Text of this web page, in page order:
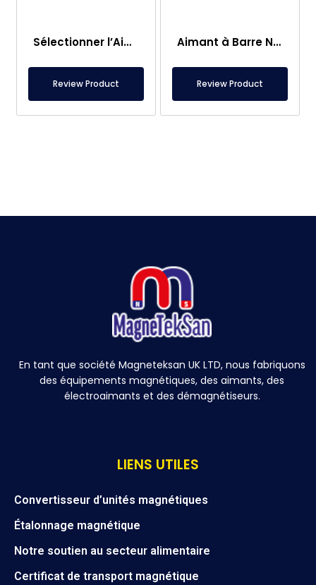
Sélectionner l’Aimant de Pêche – Aimant Puissant de Sauvetage en Mer
Review Product
Aimant à Barre Neodyme Ø25×250 mm – Connexion M8 Femelle d’un Côté
Review Product
En tant que société Magneteksan UK LTD, nous fabriquons
des équipements magnétiques, des aimants, des
électroaimants et des démagnétiseurs.
LIENS UTILES
Convertisseur d’unités magnétiques
Étalonnage magnétique
Notre soutien au secteur alimentaire
Certificat de transport magnétique